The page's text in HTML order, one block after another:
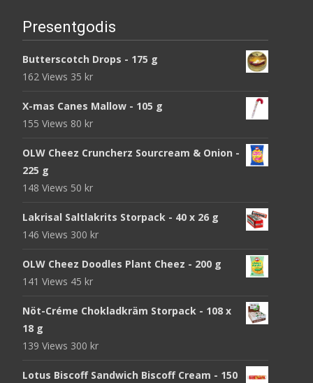
Presentgodis
Butterscotch Drops - 175 g
162 Views 35 kr
X-mas Canes Mallow - 105 g
155 Views 80 kr
OLW Cheez Cruncherz Sourcream & Onion -
225 g
148 Views 50 kr
Lakrisal Saltlakrits Storpack - 40 x 26 g
146 Views 300 kr
OLW Cheez Doodles Plant Cheez - 200 g
141 Views 45 kr
Nöt-Créme Chokladkräm Storpack - 108 x
18 g
139 Views 300 kr
Lotus Biscoff Sandwich Biscoff Cream - 150